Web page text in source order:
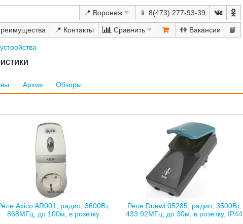
📍 Воронеж 📱 8(473) 277-93-39
📍 Сравнить 👫 📙
Архив Обзоры
Axico AR001, радио, 3600Вт,
868МГц, до 100м, в розетку
Реле Duewi 05285, радио, 3500Вт,
433.92МГц, до 30м, в розетку, IP44